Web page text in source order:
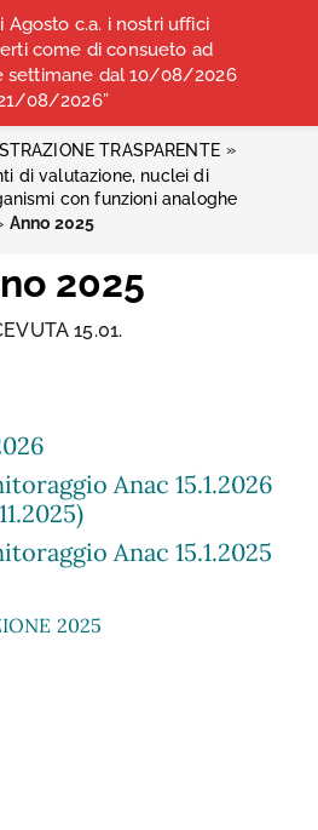
STAMPA ALBO OPI ANCONA
CONVENZIONI
TRASPARENTE »
di valutazione, nuclei di
con funzioni analoghe
Anno 2025
2025
15.01.
Anac 15.1.2026
Anac 15.1.2025
2025
Agosto c.a. i nostri uffici
come di consueto ad
settimane dal 10/08/2026
08/2026”